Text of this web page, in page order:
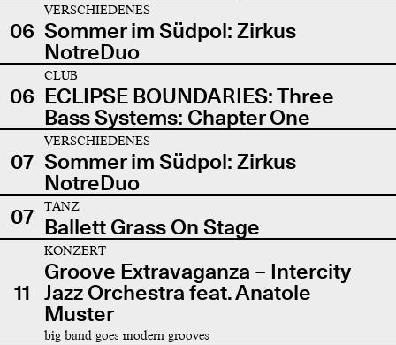
06
VERSCHIEDENES
Sommer im Südpol: Zirkus
NotreDuo
06
CLUB
ECLIPSE BOUNDARIES: Three
Bass Systems: Chapter One
07
VERSCHIEDENES
Sommer im Südpol: Zirkus
NotreDuo
07
TANZ
Ballett Grass On Stage
11
KONZERT
Groove Extravaganza – Intercity
Jazz Orchestra feat. Anatole
Muster
big band goes modern grooves